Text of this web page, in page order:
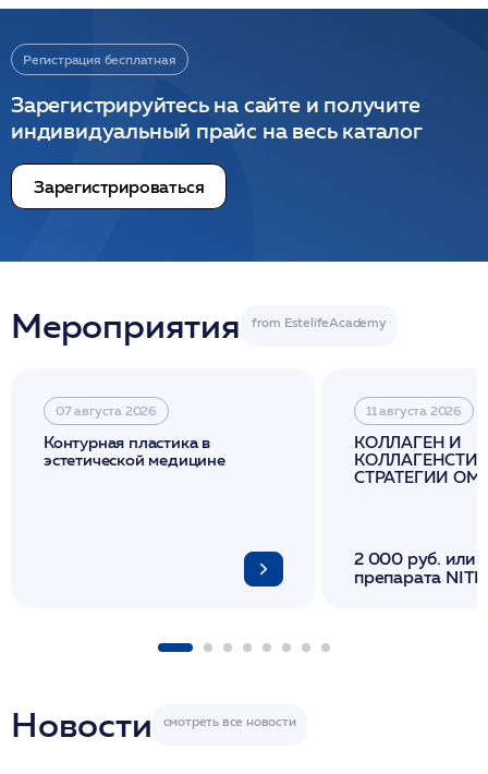
Регистрация бесплатная
Зарегистрируйтесь на сайте и получите
индивидуальный прайс на весь каталог
Зарегистрироваться
Мероприятия
07 августа 2026
Контурная пластика в
эстетической медицине
11 августа 2026
КОЛЛАГЕН И
СТРАТЕГИИ
2 000 руб. или
препарата
Новости